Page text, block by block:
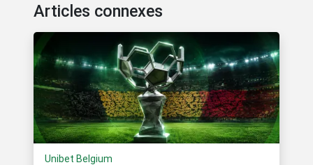
Articles connexes
Unibet Belgium